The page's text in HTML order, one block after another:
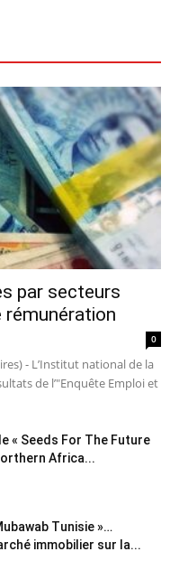
par secteurs
rémunération
0
- L’Institut national de la
de l’"Enquête Emploi et
« Seeds For The Future
Africa...
Tunisie »…
immobilier sur la...